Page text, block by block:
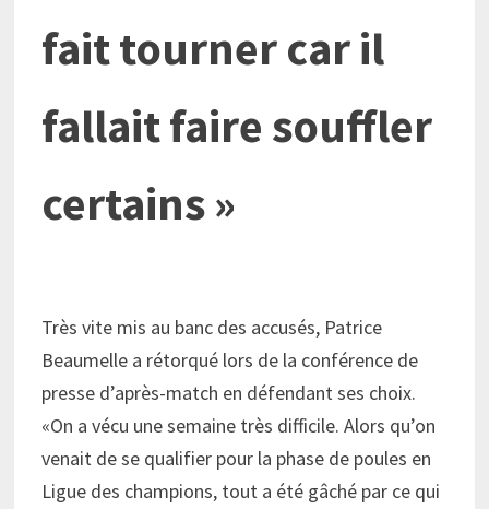
fait tourner car il
fallait faire souffler
certains »
Très vite mis au banc des accusés, Patrice
Beaumelle a rétorqué lors de la conférence de
presse d’après-match en défendant ses choix.
«On a vécu une semaine très difficile. Alors qu’on
venait de se qualifier pour la phase de poules en
Ligue des champions, tout a été gâché par ce qui